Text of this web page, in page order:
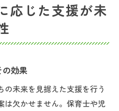
応じた支援が未
効果
未来を見据えた支援を行う
は欠かせません。保育士や児